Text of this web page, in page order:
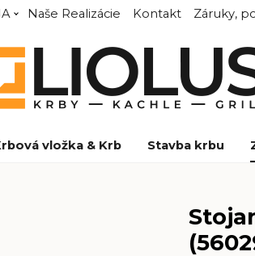
Naše Realizácie Kontakt Záruky,
vložka & Krb Stavba krbu